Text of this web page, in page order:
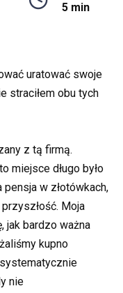
5 min
uratować swoje
straciłem obu tych
z tą firmą.
miejsce długo było
w złotówkach,
Moja
jak bardzo ważna
kupno
nie